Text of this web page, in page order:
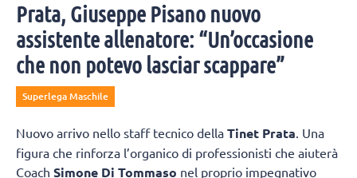
Prata, Giuseppe Pisano nuovo
assistente allenatore: “Un’occasione
che non potevo lasciar scappare”
Superlega Maschile
Nuovo arrivo nello staff tecnico della Tinet Prata. Una
figura che rinforza l’organico di professionisti che aiuterà
Coach Simone Di Tommaso nel proprio impegnativo